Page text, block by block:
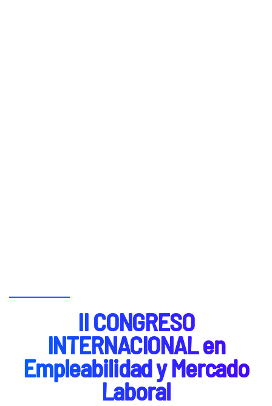
II CONGRESO
INTERNACIONAL en
Empleabilidad y Mercado
Laboral